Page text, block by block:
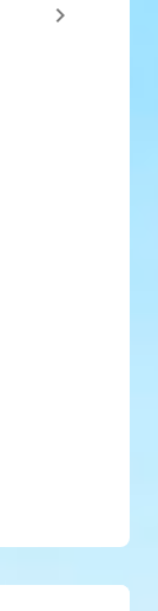
keyboard_arrow_right